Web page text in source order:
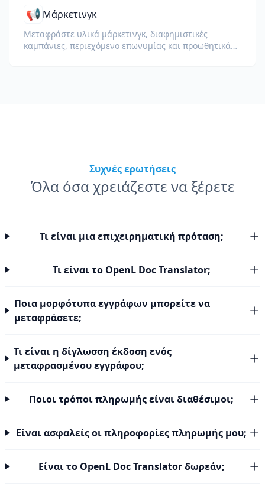
📢 Μάρκετινγκ
Μεταφράστε υλικά μάρκετινγκ, διαφημιστικές
καμπάνιες, περιεχόμενο επωνυμίας και προωθητικά
Συχνές ερωτήσεις
Όλα όσα χρειάζεστε να ξέρετε
Τι είναι μια επιχειρηματική πρόταση;
Τι είναι το OpenL Doc Translator;
Ποια μορφότυπα εγγράφων μπορείτε να
μεταφράσετε;
Τι είναι η δίγλωσση έκδοση ενός
μεταφρασμένου εγγράφου;
Ποιοι τρόποι πληρωμής είναι διαθέσιμοι;
Είναι ασφαλείς οι πληροφορίες πληρωμής μου;
Είναι το OpenL Doc Translator δωρεάν;